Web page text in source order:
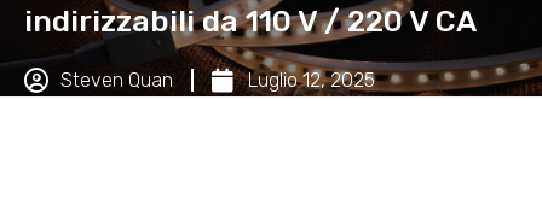
indirizzabili da 110 V / 220 V CA
Steven Quan Luglio 12, 2025